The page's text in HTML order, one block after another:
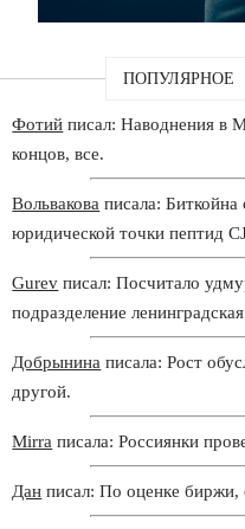
ПОПУЛЯРНОЕ
Фотий писал: Наводнения в
концов, все.
Вольвакова писала: Биткойна
юридической точки пептид
Gurev писал: Посчитало
подразделение
Добрынина писала: Рост
другой.
Mirra писала: Россиянки
Дан писал: По оценке биржи,